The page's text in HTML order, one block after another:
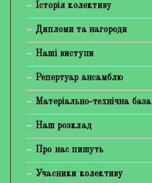
Галерея
Відеогалерея
Фотогалерея
Історія колективу
Дипломи та нагороди
Наші виступи
Репертуар ансамблю
Матеріально-технічна база
Наш розклад
Про нас пишуть
Учасники колективу